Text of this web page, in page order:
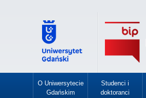
O Uniwersytecie
Gdańskim
Studenci i
doktoranci